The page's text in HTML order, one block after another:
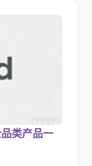
类产品一